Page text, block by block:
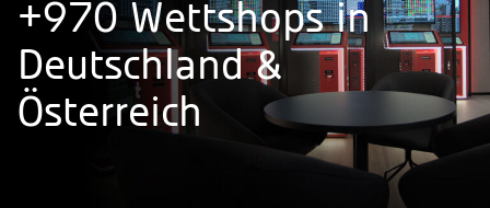
+970 Wettshops in
Deutschland &
Österreich